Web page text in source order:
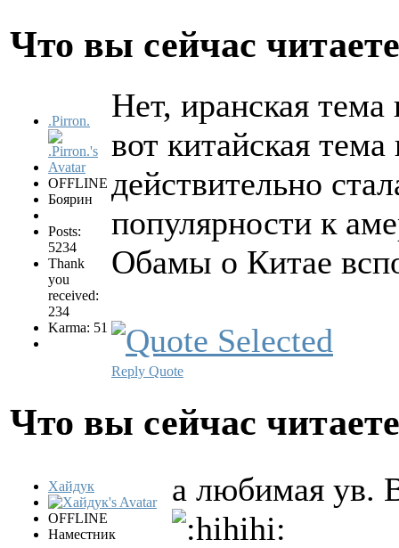
Что вы сейчас
.Pirron.
OFFLINE
Боярин
Posts:
5234
Thank
you
received:
234
Karma: 51
Нет, иранская
вот китайская
действительно
популярности к
Обамы о Китае
Reply Quote
Что вы сейчас
Хайдук
OFFLINE
Наместник
a любимая ув.